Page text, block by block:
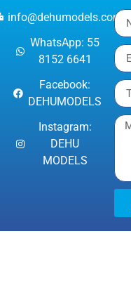
info@dehumodels.com
WhatsApp: 55
8152 6641
Facebook:
DEHUMODELS
Instagram:
DEHU
MODELS